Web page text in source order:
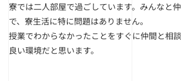
寮では二人部屋で過ごしています。みんなと
で、寮生活に特に問題はありません。
授業でわからなかったことをすぐに仲間と相
良い環境だと思います。